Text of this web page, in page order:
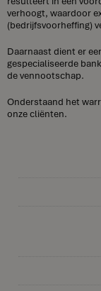
verhoogt, waardoor
(bedrijfsvoorheffing)
Daarnaast dient er
gespecialiseerde
de vennootschap.
Onderstaand het
onze cliënten.